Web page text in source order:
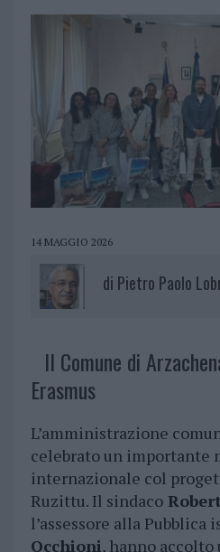
14 MAGGIO 2026
di Pietro Paolo
Il Comune di
Erasmus
L’amministrazione
celebrato un importante
internazionale col
Ruzittu. Il sindaco
l’assessore alla Pubblica
Occhioni, hanno